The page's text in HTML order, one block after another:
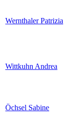
Wernthaler Patrizia
Wittkuhn Andrea
Öchsel Sabine